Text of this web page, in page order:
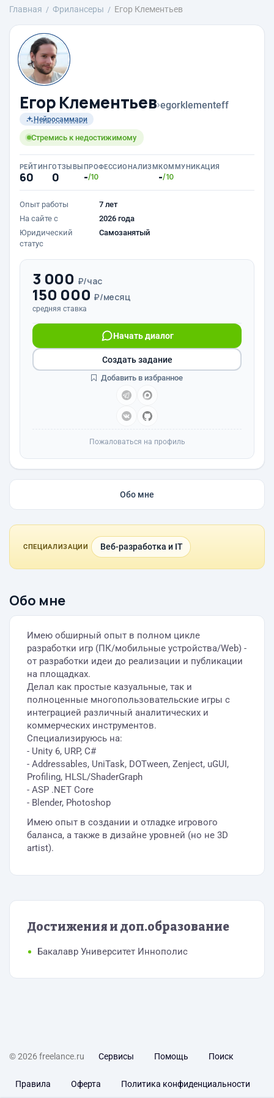
Главная Фрилансеры Егор Клементьев
Егор Клементьев›egorklementeff
Нейросаммари
Стремись к недостижимому
РЕЙТИНГ
60
ОТЗЫВЫ
0
ПРОФЕССИОНАЛИЗМ
-/10
КОММУНИКАЦИЯ
-/10
Опыт работы
7 лет
На сайте с
2026 года
Юридический
статус
Самозанятый
3 000 ₽/час
150 000 ₽/месяц
средняя ставка
Начать диалог
Создать задание
Добавить в избранное
Пожаловаться на профиль
Обо мне
СПЕЦИАЛИЗАЦИИ Веб-разработка и IT
Обо мне
Имею обширный опыт в полном цикле
разработки игр (ПК/мобильные устройства/Web) -
от разработки идеи до реализации и публикации
на площадках.
Делал как простые казуальные, так и
полноценные многопользовательские игры с
интеграцией различный аналитических и
коммерческих инструментов.
Специализируюсь на:
- Unity 6, URP, C#
- Addressables, UniTask, DOTween, Zenject, uGUI,
Profiling, HLSL/ShaderGraph
- ASP .NET Core
- Blender, Photoshop
Имею опыт в создании и отладке игрового
баланса, а также в дизайне уровней (но не 3D
artist).
Достижения и доп.образование
Бакалавр Университет Иннополис
© 2026 freelance.ru Сервисы Помощь Поиск
Правила Оферта Политика конфиденциальности